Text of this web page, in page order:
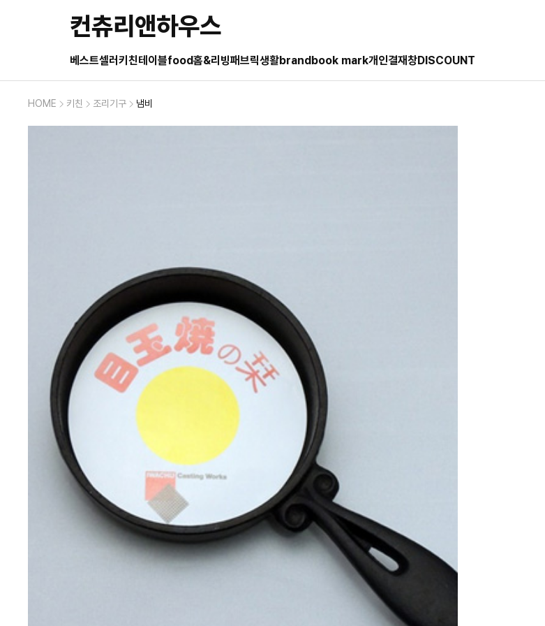
컨츄리앤하우스
베스트셀러 키친테이블food홈&리빙패브릭생활brandbook mark개인결재창DISCOUNT
HOME 키친 조리기구 냄비